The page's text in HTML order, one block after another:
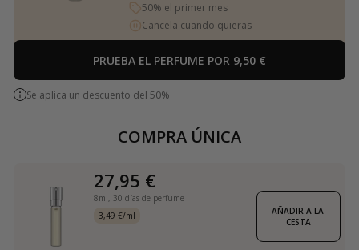
50% el primer mes
Cancela cuando quieras
PRUEBA EL PERFUME POR 9,50 €
Se aplica un descuento del 50%
COMPRA ÚNICA
27,95 €
8ml, 30 días de perfume
3,49 €/ml
AÑADIR A LA
CESTA